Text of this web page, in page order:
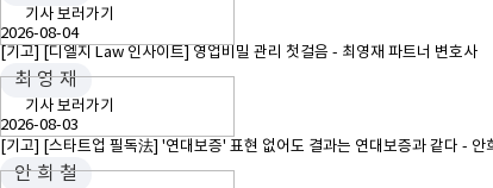
기사 보러가기
2026-08-04
[기고] [디엘지 Law 인사이트] 영업비밀 관리 첫걸음 - 최영재 파트너 변호사
최 영 재
기사 보러가기
2026-08-03
[기고] [스타트업 필독法] '연대보증' 표현 없어도 결과는 연대보증과 같다 - 안
안 희 철